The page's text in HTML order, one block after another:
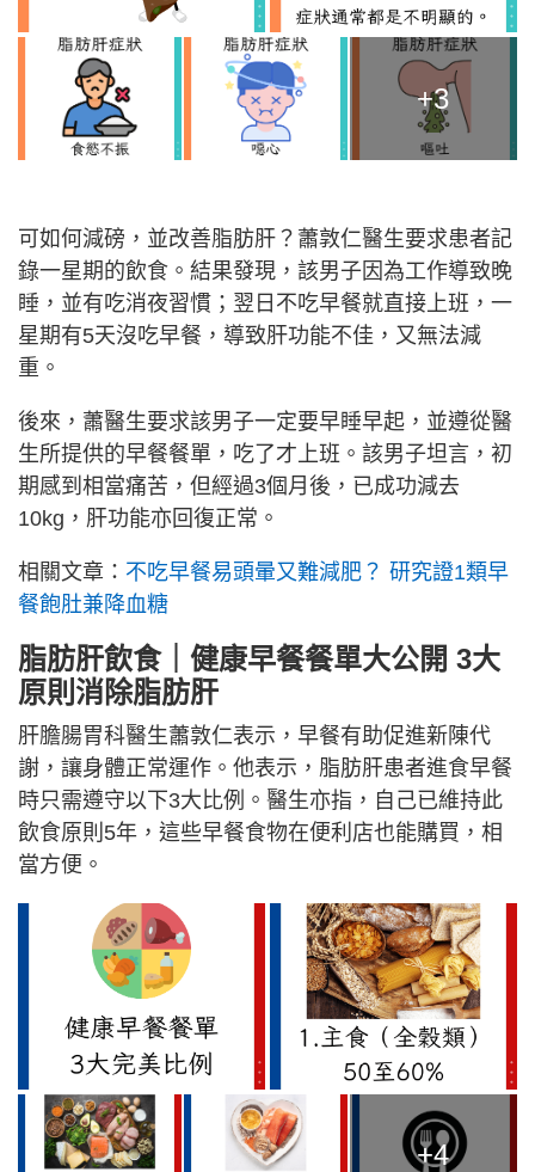
+3
可如何減磅，並改善脂肪肝？蕭敦仁醫生要求患者記
錄一星期的飲食。結果發現，該男子因為工作導致晚
睡，並有吃消夜習慣；翌日不吃早餐就直接上班，一
星期有5天沒吃早餐，導致肝功能不佳，又無法減
重。
後來，蕭醫生要求該男子一定要早睡早起，並遵從醫
生所提供的早餐餐單，吃了才上班。該男子坦言，初
期感到相當痛苦，但經過3個月後，已成功減去
10kg，肝功能亦回復正常。
相關文章： 不吃早餐易頭暈又難減肥？ 研究證1類早
餐飽肚兼降血糖
脂肪肝飲食｜健康早餐餐單大公開 3大
原則消除脂肪肝
肝膽腸胃科醫生蕭敦仁表示，早餐有助促進新陳代
謝，讓身體正常運作。他表示，脂肪肝患者進食早餐
時只需遵守以下3大比例。醫生亦指，自己已維持此
飲食原則5年，這些早餐食物在便利店也能購買，相
當方便。
+4